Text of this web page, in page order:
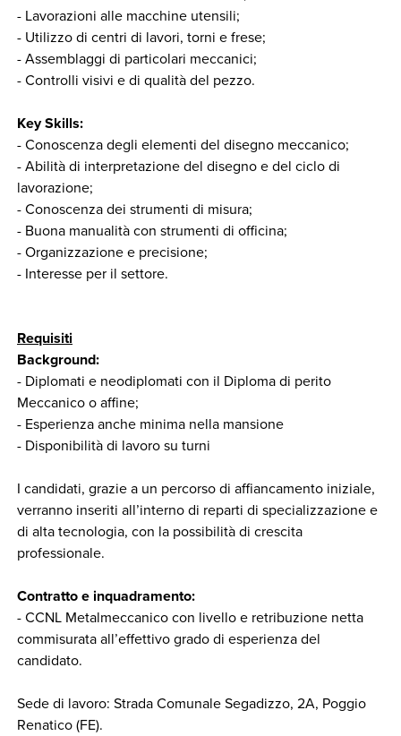
- Lavorazioni alle macchine utensili;
- Utilizzo di centri di lavori, torni e frese;
- Assemblaggi di particolari meccanici;
- Controlli visivi e di qualità del pezzo.
Key Skills:
- Conoscenza degli elementi del disegno meccanico;
- Abilità di interpretazione del disegno e del ciclo di
lavorazione;
- Conoscenza dei strumenti di misura;
- Buona manualità con strumenti di officina;
- Organizzazione e precisione;
- Interesse per il settore.
Requisiti
Background:
- Diplomati e neodiplomati con il Diploma di perito
Meccanico o affine;
- Esperienza anche minima nella mansione
- Disponibilità di lavoro su turni
I candidati, grazie a un percorso di affiancamento iniziale,
verranno inseriti all’interno di reparti di specializzazione e
di alta tecnologia, con la possibilità di crescita
professionale.
Contratto e inquadramento:
- CCNL Metalmeccanico con livello e retribuzione netta
commisurata all’effettivo grado di esperienza del
candidato.
Sede di lavoro: Strada Comunale Segadizzo, 2A, Poggio
Renatico (FE).